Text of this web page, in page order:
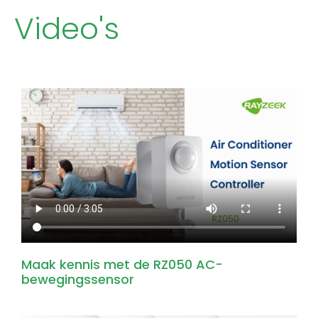
onbezet is, zal de RZ050 overschakelen naar
deze instelling in plaats van de AC volledig uit te
Video's
Maak kennis met de RZ050 AC-
bewegingssensor